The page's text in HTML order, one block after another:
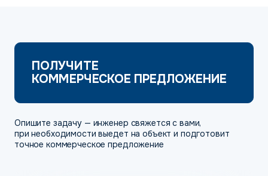
ПОЛУЧИТЕ
КОММЕРЧЕСКОЕ ПРЕДЛОЖЕНИЕ
Опишите задачу — инженер свяжется с вами,
при необходимости выедет на объект и подготовит
точное коммерческое предложение